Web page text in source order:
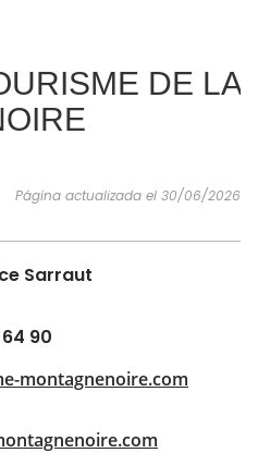
INSPIRACIONESDE LA
Página actualizada el 30/06/2026
Sarraut
90
montagnenoire.com